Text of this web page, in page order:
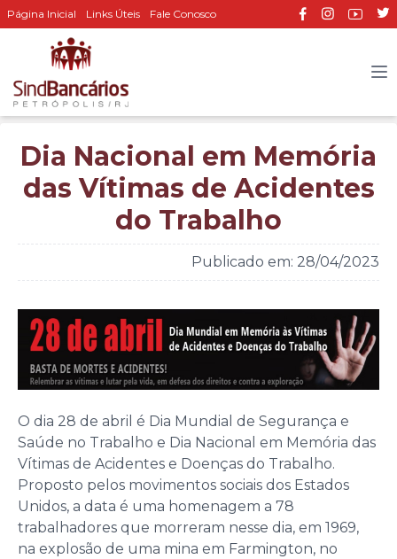
Página Inicial Links Úteis Fale Conosco
Dia Nacional em Memória
das Vítimas de Acidentes
do Trabalho
Publicado em: 28/04/2023
O dia 28 de abril é Dia Mundial de Segurança e
Saúde no Trabalho e Dia Nacional em Memória das
Vítimas de Acidentes e Doenças do Trabalho.
Proposto pelos movimentos sociais dos Estados
Unidos, a data é uma homenagem a 78
trabalhadores que morreram nesse dia, em 1969,
na explosão de uma mina em Farmington, no